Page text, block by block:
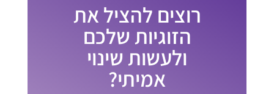
רוצים להציל את
הזוגיות שלכם
ולעשות שינוי
אמיתי?